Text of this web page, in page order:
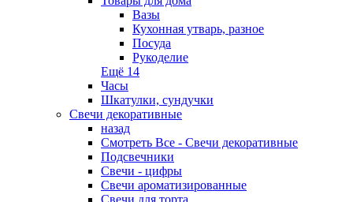
Вазы
Кухонная утварь, разное
Посуда
Рукоделие
Ещё 14
Часы
Шкатулки, сундучки
Свечи декоративные
назад
Смотреть Все - Свечи декоративные
Подсвечники
Свечи - цифры
Свечи ароматизированные
Свечи для торта